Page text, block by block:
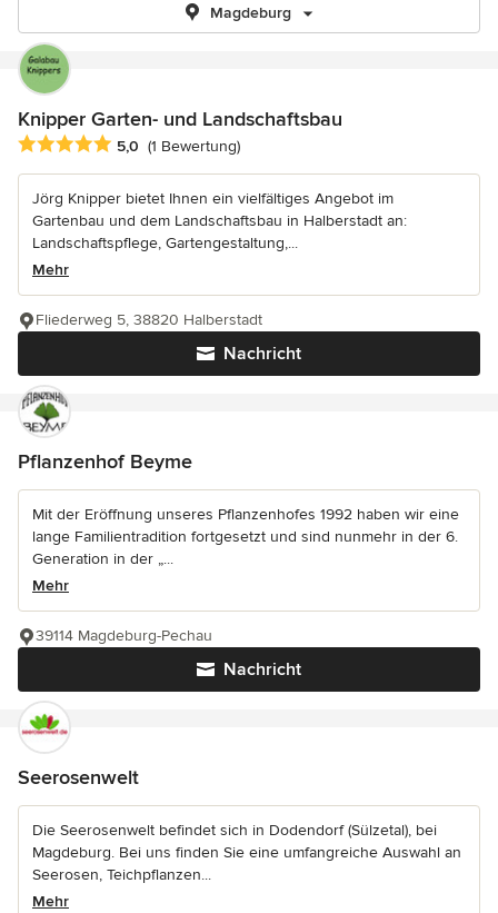
Magdeburg
Knipper Garten- und Landschaftsbau
Durchschnittliche Bewertung: 5 von 5 Sternen
5,0 (1 Bewertung)
Jörg Knipper bietet Ihnen ein vielfältiges Angebot im
Gartenbau und dem Landschaftsbau in Halberstadt an:
Landschaftspflege, Gartengestaltung,...
Mehr
Nachricht
Fliederweg 5, 38820 Halberstadt
Pflanzenhof Beyme
Mit der Eröffnung unseres Pflanzenhofes 1992 haben wir eine
lange Familientradition fortgesetzt und sind nunmehr in der 6.
Generation in der „...
Mehr
Nachricht
39114 Magdeburg-Pechau
Seerosenwelt
Die Seerosenwelt befindet sich in Dodendorf (Sülzetal), bei
Magdeburg. Bei uns finden Sie eine umfangreiche Auswahl an
Seerosen, Teichpflanzen...
Mehr